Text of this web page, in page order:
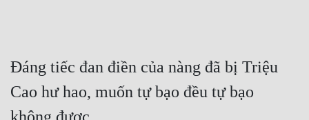
Đáng tiếc đan điền của nàng đã bị Triệu
Cao hư hao, muốn tự bạo đều tự bạo